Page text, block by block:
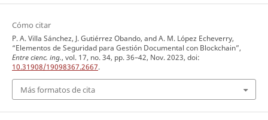
Cómo citar
P. A. Villa Sánchez, J. Gutiérrez Obando, and A. M. López Echeverry,
“Elementos de Seguridad para Gestión Documental con Blockchain”,
Entre cienc. ing., vol. 17, no. 34, pp. 36–42, Nov. 2023, doi:
10.31908/19098367.2667.
Más formatos de cita